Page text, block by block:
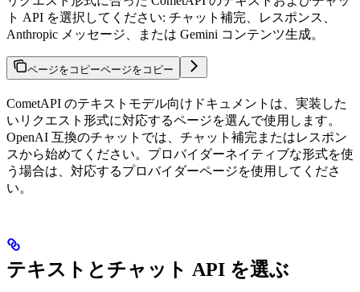
ト API を選択してください: チャット補完、レスポンス、
Anthropic メッセージ、または Gemini コンテンツ生成。
ページをコピーページをコピー
CometAPI のテキストモデル向けドキュメントは、実装した
いリクエスト形式に対応するページを選んで使用します。
OpenAI 互換のチャットでは、チャット補完またはレスポン
スから始めてください。プロバイダーネイティブな形式を使
う場合は、対応するプロバイダーページを使用してくださ
い。
テキストとチャット API を選ぶ